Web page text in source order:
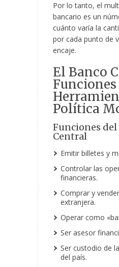
Por lo tanto, el
bancario es un
cuánto varía la
por cada punto de
encaje.
El Banco
Política
Funciones del
Central
Emitir billetes y
Controlar las
financieras.
Comprar y
extranjera.
Operar como
Ser asesor
Ser custodio de
del país.